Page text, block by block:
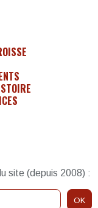
site (depuis 2008) :